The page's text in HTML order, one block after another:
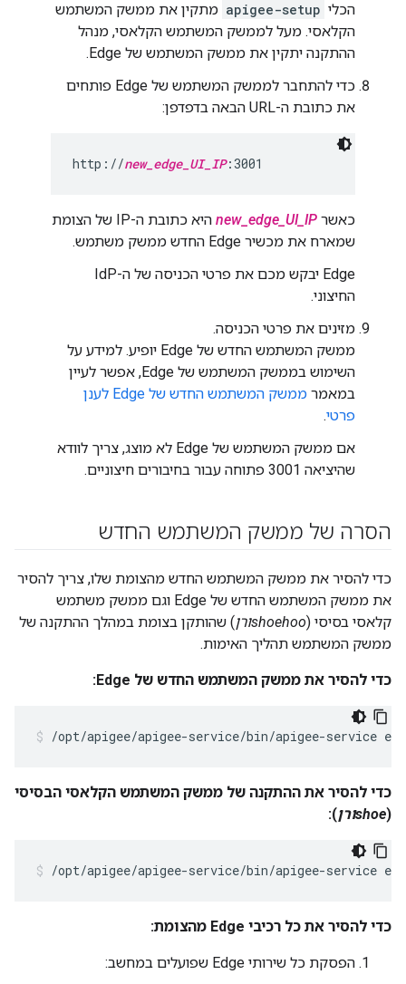
הכלי apigee-setup מתקין את ממשק המשתמש
הקלאסי. מעל לממשק המשתמש הקלאסי, מנהל
ההתקנה יתקין את ממשק המשתמש של Edge.
כדי להתחבר לממשק המשתמש של Edge פותחים
את כתובת ה-URL הבאה בדפדפן:
http://new_edge_UI_IP:3001
כאשר new_edge_UI_IP
היא כתובת ה-IP של הצומת
שמארח את מכשיר Edge החדש ממשק משתמש.
Edge יבקש מכם את פרטי הכניסה של ה-IdP
החיצוני.
מזינים את פרטי הכניסה.
ממשק המשתמש החדש של Edge יופיע. למידע על
השימוש בממשק המשתמש של Edge, אפשר לעיין
במאמר
ממשק המשתמש החדש של Edge לענן
פרטי.
אם ממשק המשתמש של Edge לא מוצג, צריך לוודא
שהיציאה 3001 פתוחה עבור בחיבורים חיצוניים.
הסרה של ממשק המשתמש החדש
כדי להסיר את ממשק המשתמש החדש מהצומת שלו, צריך להסיר
את ממשק המשתמש החדש של Edge וגם ממשק משתמש
קלאסי בסיסי (shoehooורן
) שהותקן בצומת במהלך ההתקנה של
ממשק המשתמש תהליך האימות.
כדי להסיר את ממשק המשתמש החדש של Edge:
/opt/apigee/apigee-service/bin/apigee-service
כדי להסיר את ההתקנה של ממשק המשתמש הקלאסי הבסיסי
(shoeורן ):
/opt/apigee/apigee-service/bin/apigee-service
כדי להסיר את כל רכיבי Edge מהצומת:
הפסקת כל שירותי Edge שפועלים במחשב: